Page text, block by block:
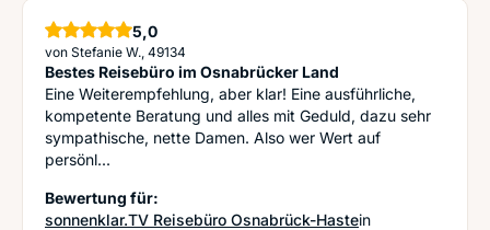
5,0Sterne
von Stefanie W., 49134
Bestes Reisebüro im Osnabrücker Land
Eine Weiterempfehlung, aber klar! Eine ausführliche,
kompetente Beratung und alles mit Geduld, dazu sehr
sympathische, nette Damen. Also wer Wert auf
persönl...
Bewertung für:
sonnenklar.TV Reisebüro Osnabrück-Hastein